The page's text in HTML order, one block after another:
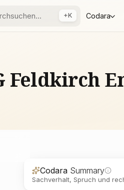
+K Codara
Feldkirch
Codara Summary
Sachverhalt, Spruch und